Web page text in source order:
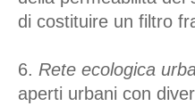
di costituire un filtro
6. Rete ecologica
aperti urbani con